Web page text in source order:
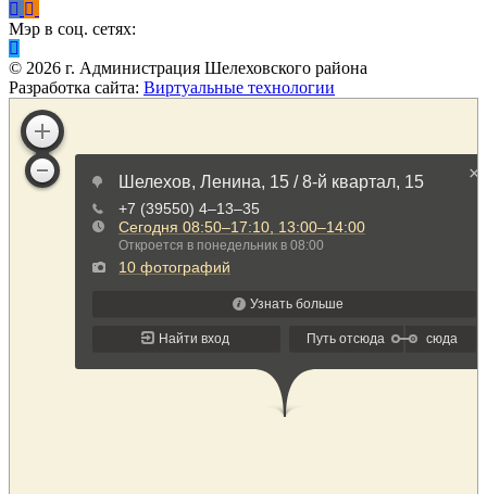
Мэр в соц. сетях:
© 2026 г. Администрация Шелеховского района
Разработка сайта: Виртуальные технологии